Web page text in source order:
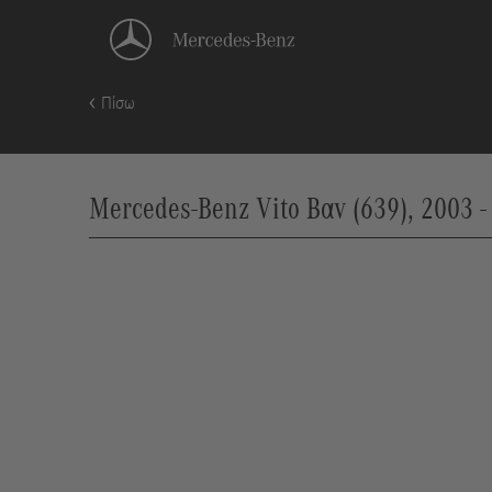
Πίσω
Mercedes-Benz Vito Βαν (639), 2003